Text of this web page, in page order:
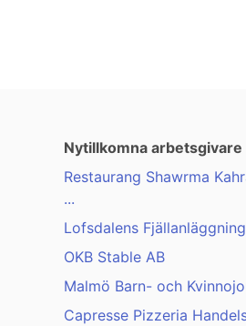
Nytillkomna arbetsgivare
Restaurang Shawrma
...
Lofsdalens
OKB Stable AB
Malmö Barn- och
Capresse Pizzeria